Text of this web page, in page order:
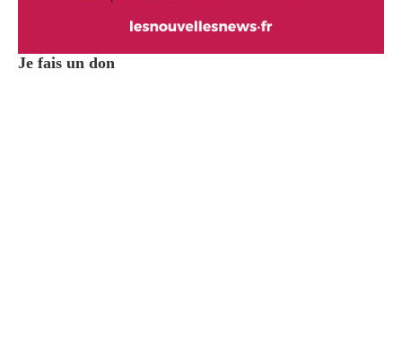
Je fais un don